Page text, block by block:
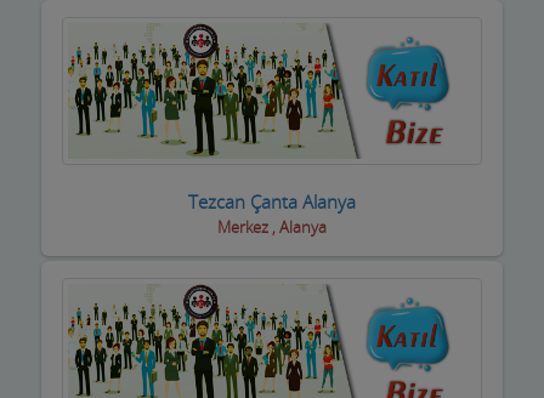
Kitap ve Kırtasiyeciler
Klimacılar
Kozmetik Firmaları
Kreş ve Bakımevleri
Kuaför Salonları
Kuran Kursu
Tezcan Çanta Alanya
Merkez , Alanya